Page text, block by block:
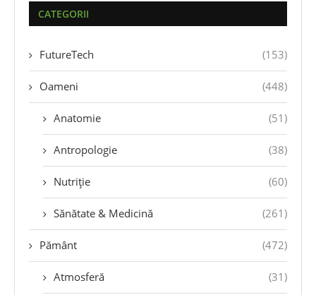
CATEGORII
FutureTech (153)
Oameni (448)
Anatomie (51)
Antropologie (38)
Nutriție (60)
Sănătate & Medicină (261)
Pământ (472)
Atmosferă (31)